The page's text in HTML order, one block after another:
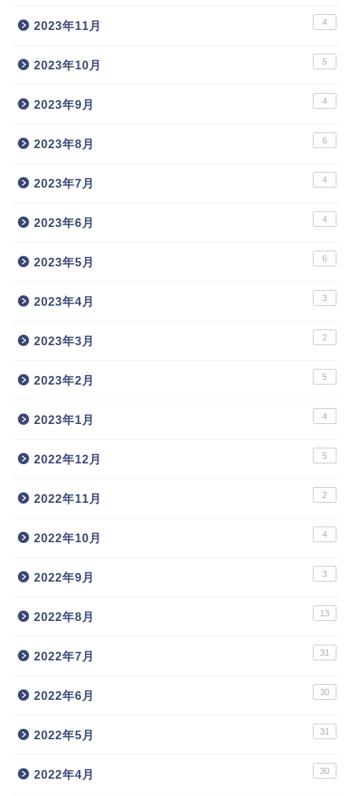
2023年11月 4
2023年10月 5
2023年9月 4
2023年8月 6
2023年7月 4
2023年6月 4
2023年5月 6
2023年4月 3
2023年3月 2
2023年2月 5
2023年1月 4
2022年12月 5
2022年11月 2
2022年10月 4
2022年9月 3
2022年8月 13
2022年7月 31
2022年6月 30
2022年5月 31
2022年4月 30